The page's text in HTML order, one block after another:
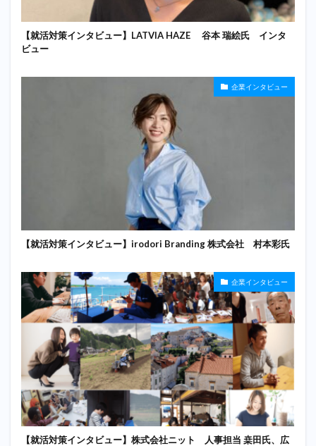
【就活対策インタビュー】LATVIA HAZE 谷本 瑞絵氏 インタ
ビュー
企業インタビュー
【就活対策インタビュー】irodori Branding 株式会社 村本彩氏
企業インタビュー
【就活対策インタビュー】株式会社ニット 人事担当 桒田氏、広